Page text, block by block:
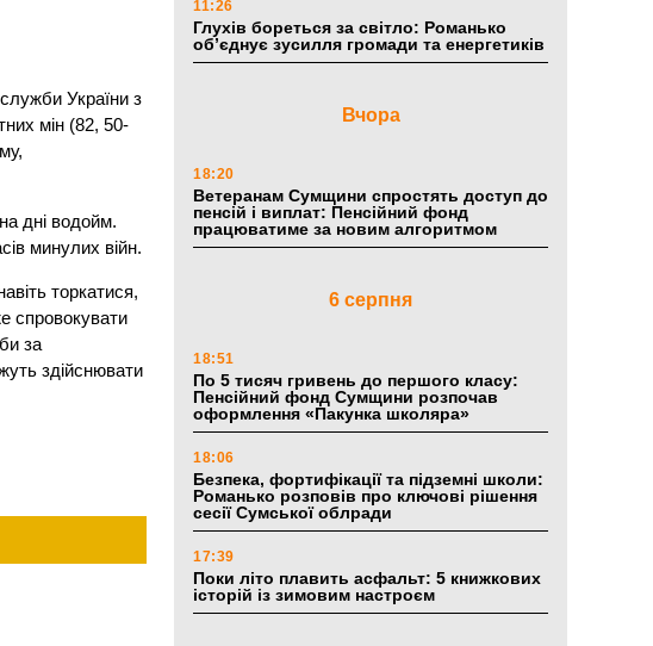
України з
мін (82, 50-
дні водойм.
минулих війн.
торкатися,
спровокувати
за
здійснювати
11:26
Глухів бореться за світло: Романько
об’єднує зусилля громади та енергетиків
Вчора
18:20
Ветеранам Сумщини спростять доступ до
пенсій і виплат: Пенсійний фонд
працюватиме за новим алгоритмом
6 серпня
18:51
По 5 тисяч гривень до першого класу:
Пенсійний фонд Сумщини розпочав
оформлення «Пакунка школяра»
18:06
Безпека, фортифікації та підземні школи:
Романько розповів про ключові рішення
сесії Сумської облради
17:39
Поки літо плавить асфальт: 5 книжкових
історій із зимовим настроєм